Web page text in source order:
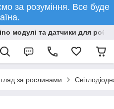
за розуміння. Все буде
модулі та датчики для
за рослинами